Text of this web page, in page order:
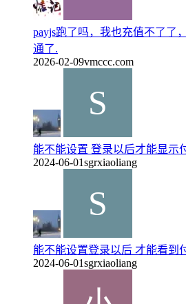
payjs跑了吗，我也充值不了了
通了.
2026-02-09vmccc.com
能不能设置 登录以后才能显示
2024-06-01sgrxiaoliang
能不能设置登录以后 才能看到
2024-06-01sgrxiaoliang